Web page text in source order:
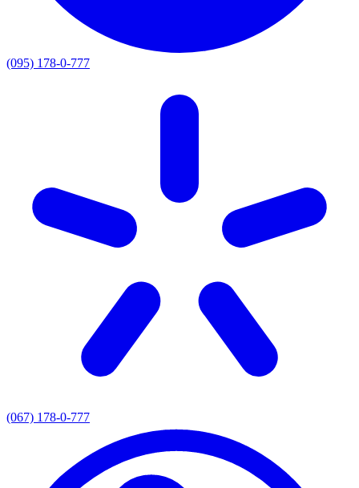
(095) 178-0-777
(067) 178-0-777